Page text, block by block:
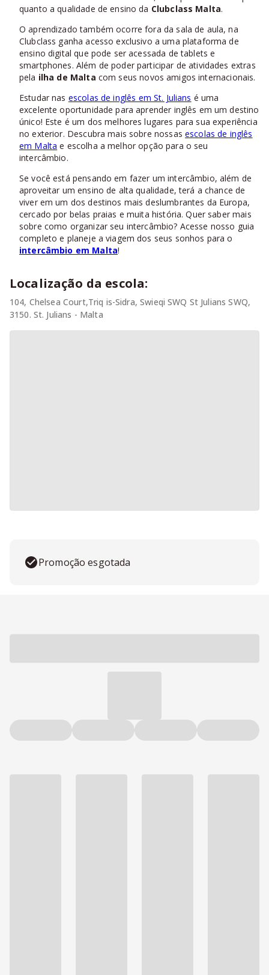
quanto a qualidade de ensino da Clubclass Malta.
O aprendizado também ocorre fora da sala de aula, na
Clubclass ganha acesso exclusivo a uma plataforma de
ensino digital que pode ser acessada de tablets e
smartphones. Além de poder participar de atividades extras
pela ilha de Malta com seus novos amigos internacionais.
Estudar nas escolas de inglês em St. Julians é uma
excelente oportunidade para aprender inglês em um destino
único! Este é um dos melhores lugares para sua experiência
no exterior. Descubra mais sobre nossas escolas de inglês
em Malta e escolha a melhor opção para o seu
intercâmbio.
Se você está pensando em fazer um intercâmbio, além de
aproveitar um ensino de alta qualidade, terá a chance de
viver em um dos destinos mais deslumbrantes da Europa,
cercado por belas praias e muita história. Quer saber mais
sobre como organizar seu intercâmbio? Acesse nosso guia
completo e planeje a viagem dos seus sonhos para o
intercâmbio em Malta!
Localização da escola:
104, Chelsea Court,Triq is-Sidra, Swieqi SWQ St Julians SWQ,
3150. St. Julians - Malta
Promoção esgotada